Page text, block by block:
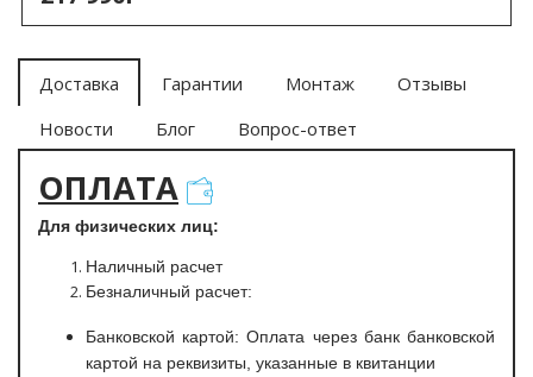
Доставка Гарантии Монтаж
Отзывы
Новости
Блог Вопрос-ответ
ОПЛАТА
Для физических лиц:
Наличный расчет
Безналичный расчет:
Банковской картой: Оплата через банк банковской
картой на реквизиты, указанные в квитанции